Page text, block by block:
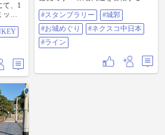
て、1
ッチ
路
わ
ま
つじ
こん
計に
撮影
に関
ぇな
途中
125 #城郭
シがありました。 ラインでＱＲコ
ードを使ったスタンプラリーです
🏯 ご興味ある方はどうぞ！ ＱＲコ
ードが設置してある場所は 入場料
スタンプラリー #城郭 #お城めぐり
#スタンプラリー
#城郭
#お城めぐり
#ネクスコ中日本
#ライン